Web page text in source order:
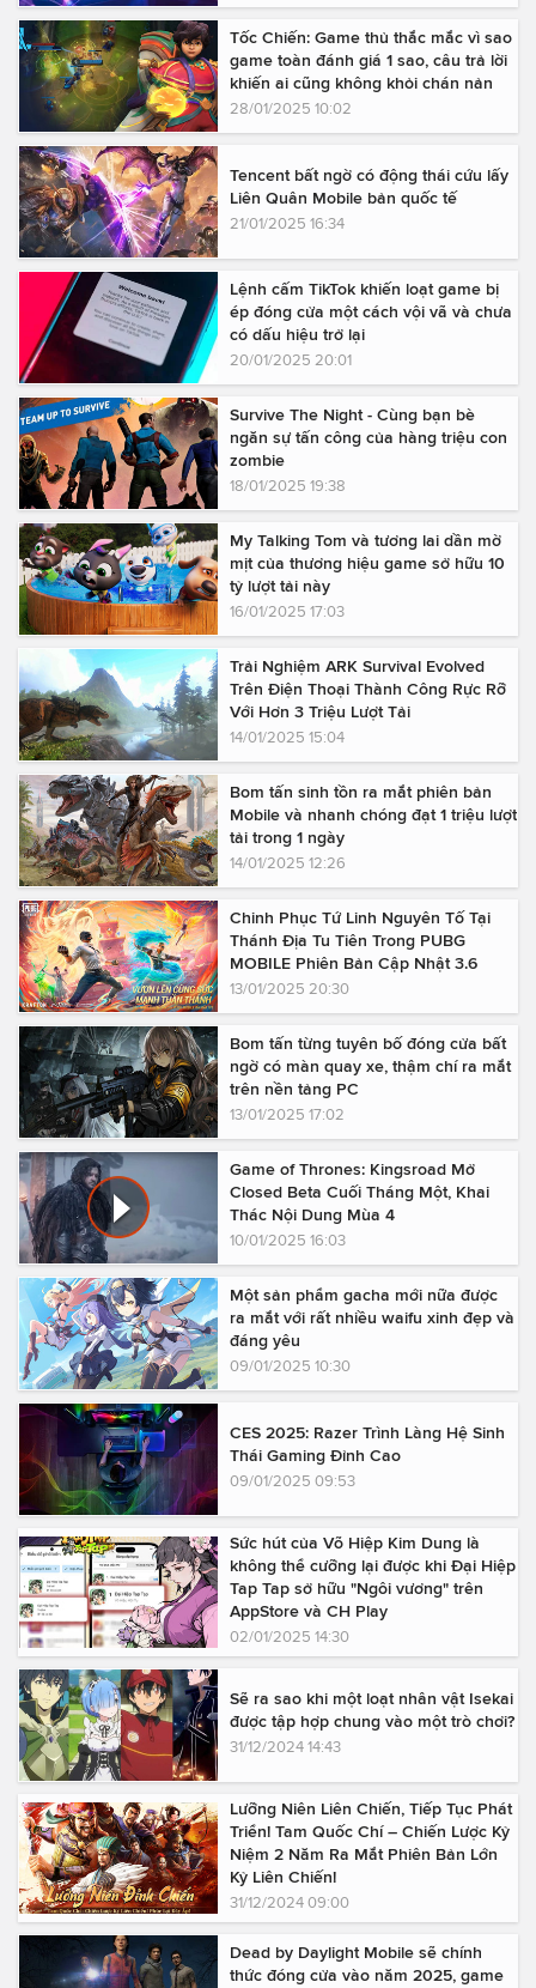
Tốc Chiến: Game thủ thắc mắc vì sao
game toàn đánh giá 1 sao, câu trả lời
khiến ai cũng không khỏi chán nản
28/01/2025 10:02
Tencent bất ngờ có động thái cứu lấy
Liên Quân Mobile bản quốc tế
21/01/2025 16:34
Lệnh cấm TikTok khiến loạt game bị
ép đóng cửa một cách vội vã và chưa
có dấu hiệu trở lại
20/01/2025 20:01
Survive The Night - Cùng bạn bè
ngăn sự tấn công của hàng triệu con
zombie
18/01/2025 19:38
My Talking Tom và tương lai dần mờ
mịt của thương hiệu game sở hữu 10
tỷ lượt tải này
16/01/2025 17:03
Trải Nghiệm ARK Survival Evolved
Trên Điện Thoại Thành Công Rực Rỡ
Với Hơn 3 Triệu Lượt Tải
14/01/2025 15:04
Bom tấn sinh tồn ra mắt phiên bản
Mobile và nhanh chóng đạt 1 triệu lượt
tải trong 1 ngày
14/01/2025 12:26
Chinh Phục Tứ Linh Nguyên Tố Tại
Thánh Địa Tu Tiên Trong PUBG
MOBILE Phiên Bản Cập Nhật 3.6
13/01/2025 20:30
Bom tấn từng tuyên bố đóng cửa bất
ngờ có màn quay xe, thậm chí ra mắt
trên nền tảng PC
13/01/2025 17:02
Game of Thrones: Kingsroad Mở
Closed Beta Cuối Tháng Một, Khai
Thác Nội Dung Mùa 4
10/01/2025 16:03
Một sản phẩm gacha mới nữa được
ra mắt với rất nhiều waifu xinh đẹp và
đáng yêu
09/01/2025 10:30
CES 2025: Razer Trình Làng Hệ Sinh
Thái Gaming Đỉnh Cao
09/01/2025 09:53
Sức hút của Võ Hiệp Kim Dung là
không thể cưỡng lại được khi Đại Hiệp
Tap Tap sở hữu "Ngôi vương" trên
AppStore và CH Play
02/01/2025 14:30
Sẽ ra sao khi một loạt nhân vật Isekai
được tập hợp chung vào một trò chơi?
31/12/2024 14:43
Lưỡng Niên Liên Chiến, Tiếp Tục Phát
Triển! Tam Quốc Chí – Chiến Lược Kỷ
Niệm 2 Năm Ra Mắt Phiên Bản Lớn
Kỷ Liên Chiến!
31/12/2024 09:00
Dead by Daylight Mobile sẽ chính
thức đóng cửa vào năm 2025, game